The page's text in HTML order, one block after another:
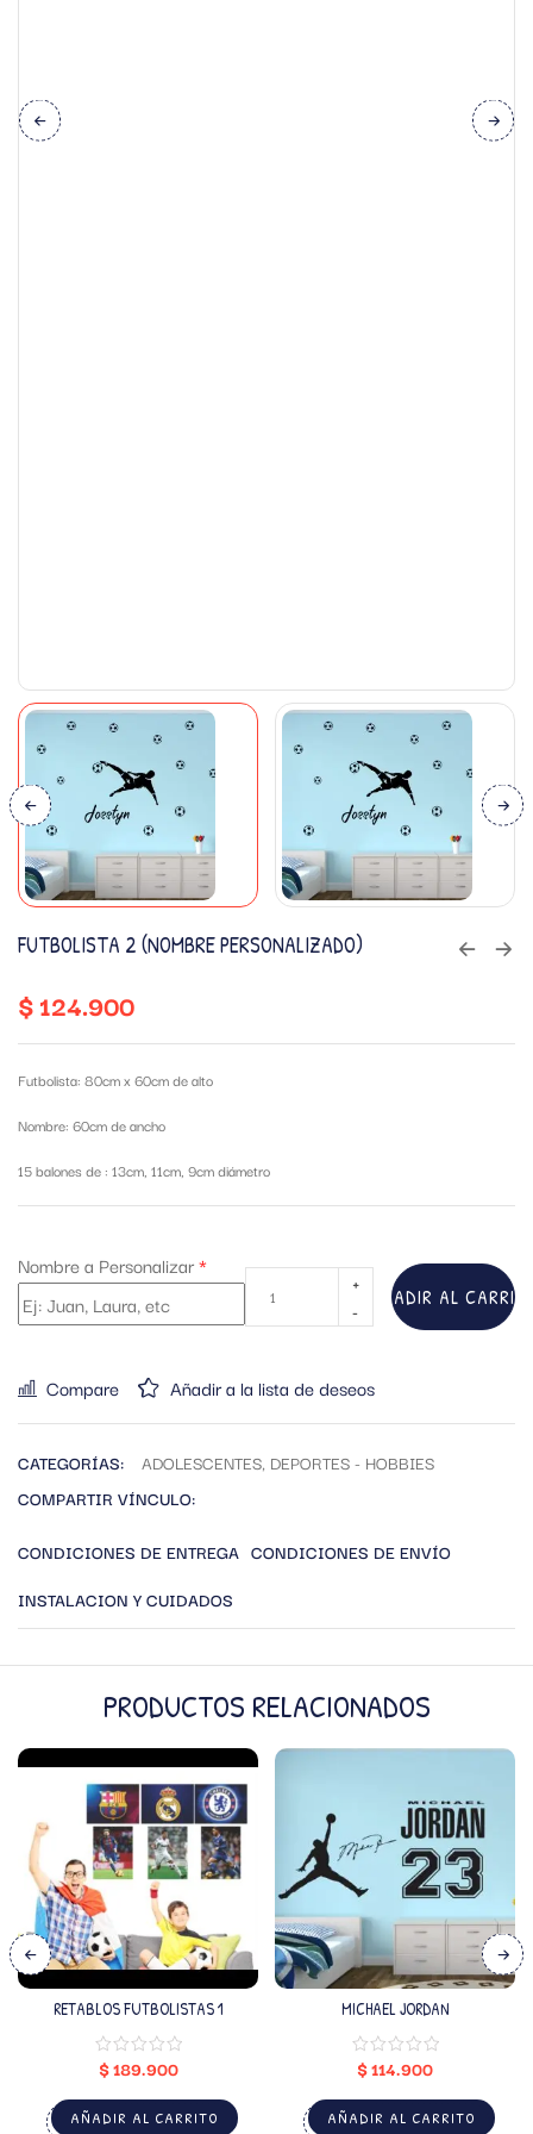
FUTBOLISTA 2 (NOMBRE PERSONALIZADO)
$124.900
Futbolista: 80cm x 60cm de alto
Nombre: 60cm de ancho
15 balones de : 13cm, 11cm, 9cm diámetro
Nombre a Personalizar*
AÑADIR AL
Compare Añadir a la lista de deseos
CATEGORÍAS: ADOLESCENTES, DEPORTES - HOBBIES
COMPARTIR VÍNCULO:
CONDICIONES DE ENTREGA CONDICIONES DE ENVÍO
INSTALACION Y CUIDADOS
PRODUCTOS RELACIONADOS
RETABLOS FUTBOLISTAS 1
$189.900
AÑADIR AL CARRITO
MICHAEL JORDAN
$114.900
AÑADIR AL CARRITO